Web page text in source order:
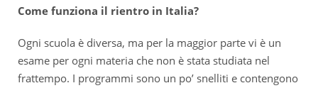
Come funziona il rientro in Italia?
Ogni scuola è diversa, ma per la maggior parte vi è un
esame per ogni materia che non è stata studiata nel
frattempo. I programmi sono un po’ snelliti e contengono